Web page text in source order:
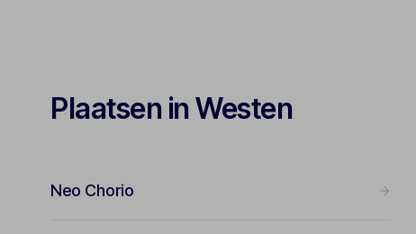
Plaatsen in Westen
Neo Chorio